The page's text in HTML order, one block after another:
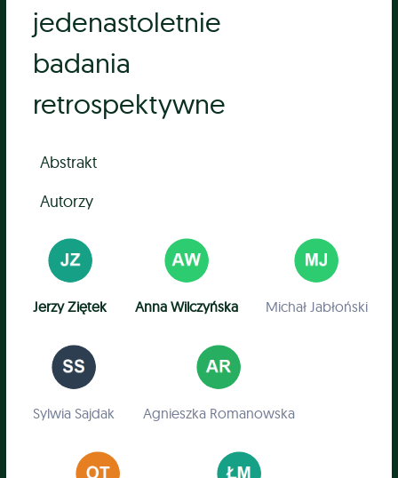
jedenastoletnie
badania
retrospektywne
Abstrakt
Autorzy
Jerzy Ziętek Anna Wilczyńska Michał Jabłoński
Sylwia Sajdak Agnieszka Romanowska